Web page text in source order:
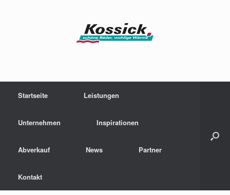
Startseite Leistungen
Unternehmen Inspirationen
Abverkauf News Partner
Kontakt